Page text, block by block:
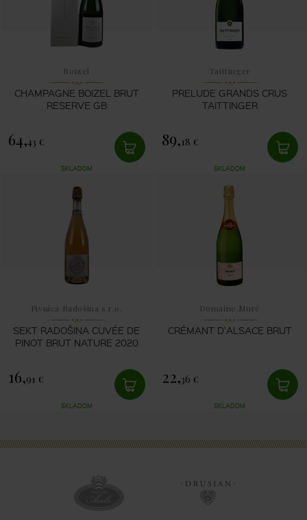
Boizel
CHAMPAGNE BOIZEL BRUT
RESERVE GB
64,43 €
SKLADOM
Taittinger
PRELUDE GRANDS CRUS
TAITTINGER
89,18 €
SKLADOM
Pivnica Radošina s.r.o.
SEKT RADOŠINA CUVÉE DE
PINOT BRUT NATURE 2020
16,91 €
SKLADOM
Domaine Muré
CRÉMANT D'ALSACE BRUT
22,36 €
SKLADOM